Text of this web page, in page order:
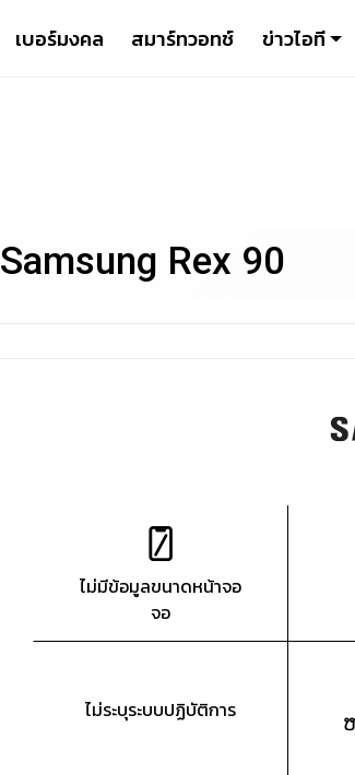
เบอร์มงคล สมาร์ทวอทช์ ข่าวไอที
Samsung Rex 90
ไม่มีข้อมูลขนาดหน้าจอ
จอ
ไม่ระบุระบบปฏิบัติการ